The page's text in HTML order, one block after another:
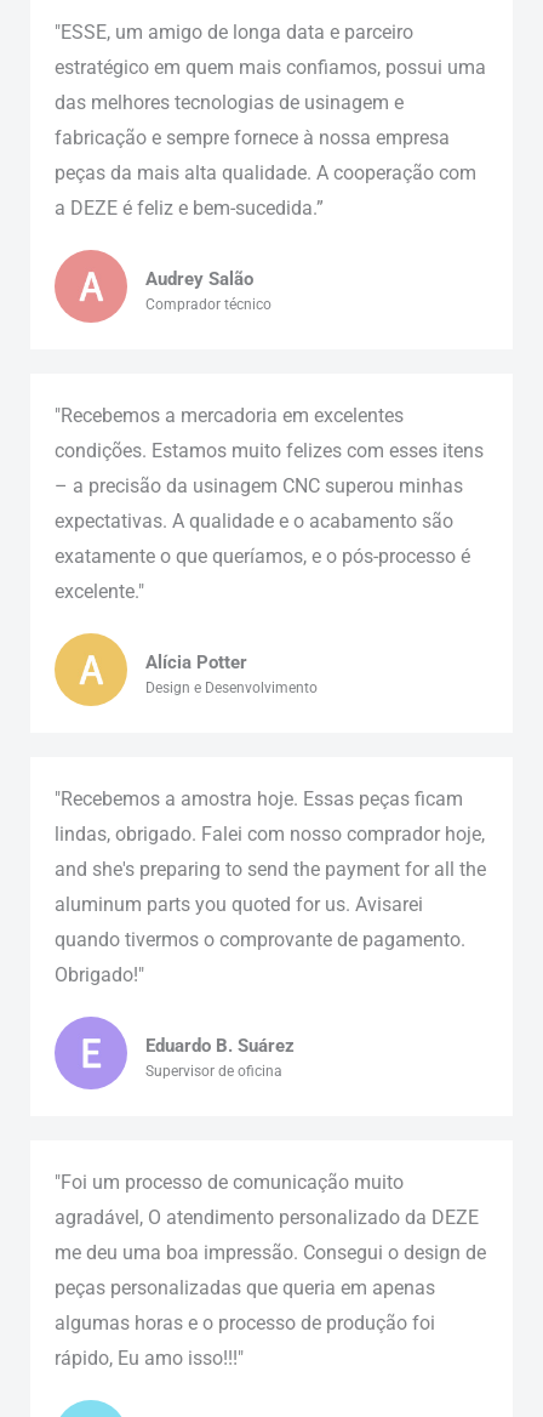
"ESSE, um amigo de longa data e parceiro
estratégico em quem mais confiamos, possui uma
das melhores tecnologias de usinagem e
fabricação e sempre fornece à nossa empresa
peças da mais alta qualidade. A cooperação com
a DEZE é feliz e bem-sucedida.”
Audrey Salão
Comprador técnico
"Recebemos a mercadoria em excelentes
condições. Estamos muito felizes com esses itens
– a precisão da usinagem CNC superou minhas
expectativas. A qualidade e o acabamento são
exatamente o que queríamos, e o pós-processo é
excelente."
Alícia Potter
Design e Desenvolvimento
"Recebemos a amostra hoje. Essas peças ficam
lindas, obrigado. Falei com nosso comprador hoje,
and she's preparing to send the payment for all the
aluminum parts you quoted for us. Avisarei
quando tivermos o comprovante de pagamento.
Obrigado!"
Eduardo B. Suárez
Supervisor de oficina
"Foi um processo de comunicação muito
agradável, O atendimento personalizado da DEZE
me deu uma boa impressão. Consegui o design de
peças personalizadas que queria em apenas
algumas horas e o processo de produção foi
rápido, Eu amo isso!!!"